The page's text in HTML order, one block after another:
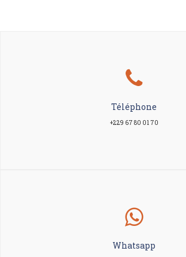
Téléphone
+229 67 80 01 70
Whatsapp